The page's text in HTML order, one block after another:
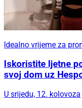
Idealno vrijeme za
Iskoristite ljetne
svoj dom uz
U srijedu, 12. kolovoza